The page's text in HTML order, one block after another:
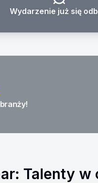
Wydarzenie już się
Talenty w